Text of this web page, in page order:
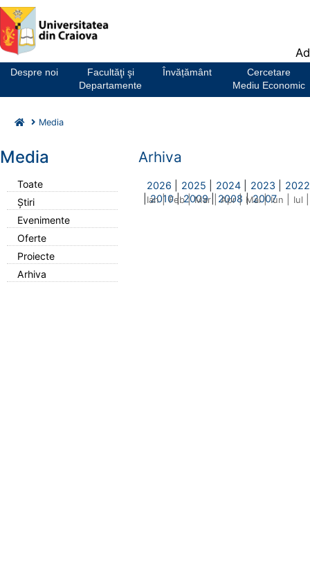
Notă:
Acest
website
un
Despre noi
Facultăţi şi
Departamente
Învățământ
Cercetare
Mediu Economic
Media
Media
Toate
Știri
Evenimente
Oferte
Proiecte
Arhiva
Arhiva
2026 2025 2024 2023
2022
2010| 2009| 2008 | 2007
Ian| Feb| Mar Apr| Mai| Iun Iul